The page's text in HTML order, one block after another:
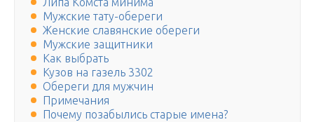
Мужские тату-обереги
Женские славянские обереги
Мужские защитники
Как выбрать
Кузов на газель 3302
Обереги для мужчин
Примечания
Почему позабылись старые имена?